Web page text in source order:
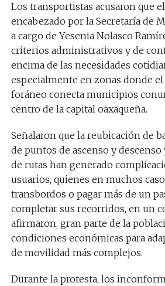
Los transportistas acusaron que
encabezado por la Secretaría de
a cargo de Yesenia Nolasco
criterios administrativos y de
encima de las necesidades
especialmente en zonas donde
foráneo conecta municipios
centro de la capital oaxaqueña.
Señalaron que la reubicación de
de puntos de ascenso y
de rutas han generado
usuarios, quienes en muchos
transbordos o pagar más de un
completar sus recorridos, en un
afirmaron, gran parte de la
condiciones económicas para
de movilidad más complejos.
Durante la protesta, los